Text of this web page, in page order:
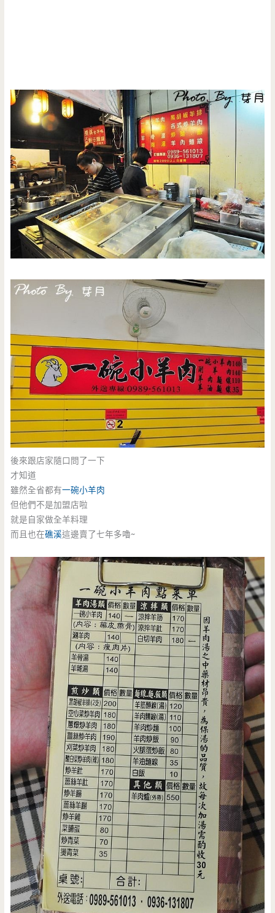
後來跟店家隨口問了一下
才知道
雖然全省都有一碗小羊肉
但他們不是加盟店啦
就是自家做全羊料理
而且也在礁溪這邊賣了七年多嚕~